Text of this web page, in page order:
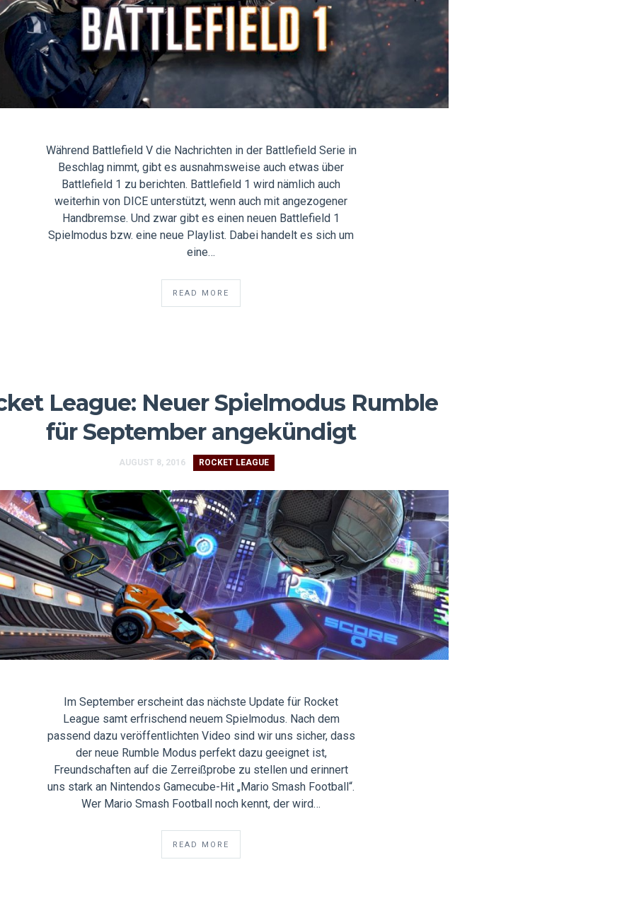
Während Battlefield V die Nachrichten in der Battlefield Serie in
Beschlag nimmt, gibt es ausnahmsweise auch etwas über
Battlefield 1 zu berichten. Battlefield 1 wird nämlich auch
weiterhin von DICE unterstützt, wenn auch mit angezogener
Handbremse. Und zwar gibt es einen neuen Battlefield 1
Spielmodus bzw. eine neue Playlist. Dabei handelt es sich um
eine…
READ MORE
League: Neuer Spielmodus Rumble
für September angekündigt
AUGUST 8, 2016 ROCKET LEAGUE
Im September erscheint das nächste Update für Rocket
League samt erfrischend neuem Spielmodus. Nach dem
passend dazu veröffentlichten Video sind wir uns sicher, dass
der neue Rumble Modus perfekt dazu geeignet ist,
Freundschaften auf die Zerreißprobe zu stellen und erinnert
uns stark an Nintendos Gamecube-Hit „Mario Smash Football“.
Wer Mario Smash Football noch kennt, der wird…
READ MORE